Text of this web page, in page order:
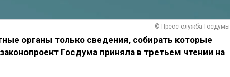
© Пресс-служба Госдумы
органы только сведения, собирать которые
Госдума приняла в третьем чтении на